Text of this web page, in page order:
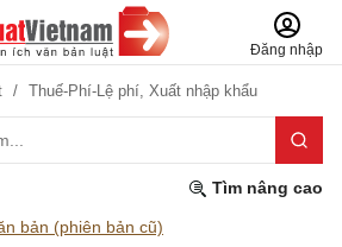
Đăng nhập
Thuế-Phí-Lệ phí, Xuất nhập khẩu
Tìm nâng cao
bản (phiên bản cũ)